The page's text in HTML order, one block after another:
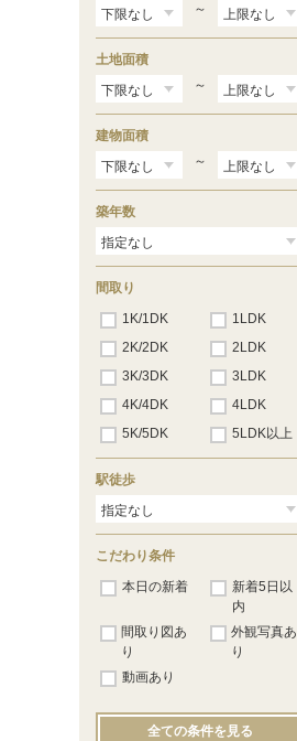
～
土地面積
～
建物面積
～
築年数
間取り
1K/1DK
1LDK
2K/2DK
2LDK
3K/3DK
3LDK
4K/4DK
4LDK
5K/5DK
5LDK以上
駅徒歩
こだわり条件
本日の新着
新着5日以
内
間取り図あ
り
外観写真あ
り
動画あり
全ての条件を見る